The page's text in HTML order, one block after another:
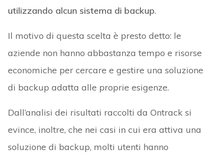
utilizzando alcun sistema di backup.
Il motivo di questa scelta è presto detto: le
aziende non hanno abbastanza tempo e risorse
economiche per cercare e gestire una soluzione
di backup adatta alle proprie esigenze.
Dall’analisi dei risultati raccolti da Ontrack si
evince, inoltre, che nei casi in cui era attiva una
soluzione di backup, molti utenti hanno